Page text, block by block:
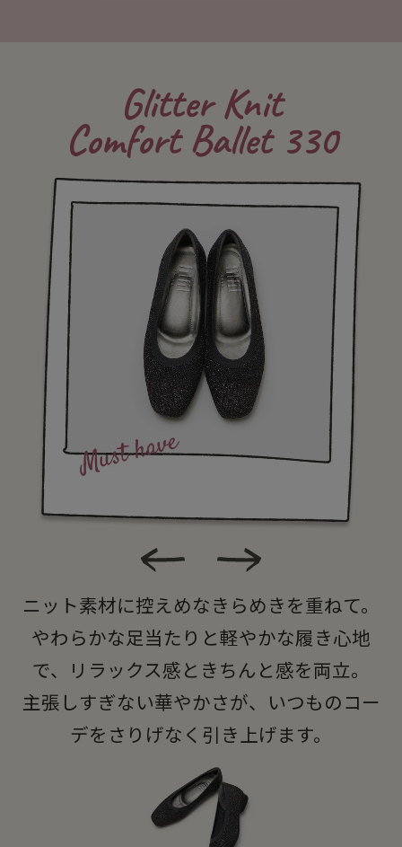
Glitter Knit
Comfort Ballet 330
ニット素材に控えめなきらめきを重ねて。
やわらかな足当たりと軽やかな履き心地
で、リラックス感ときちんと感を両立。
主張しすぎない華やかさが、いつものコー
デをさりげなく引き上げます。